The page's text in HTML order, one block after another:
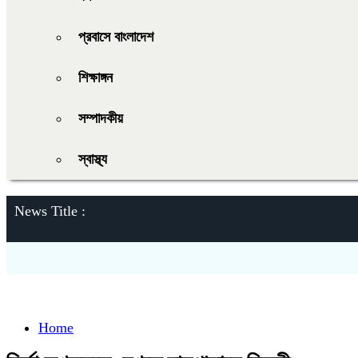
প্রবাসে বাংলাদেশ
শিক্ষাঙ্গন
সম্পাদকীয়
স্বাস্থ্য
News Title :
Home